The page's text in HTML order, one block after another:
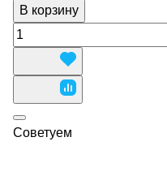
В корзину
Советуем